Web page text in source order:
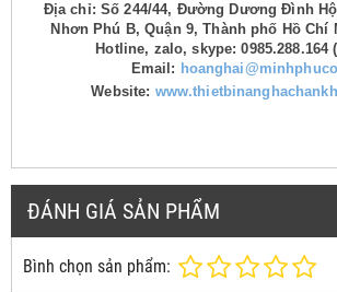
Địa chỉ: Số 244/44, Đường Dương Đình
Nhơn Phú B, Quận 9, Thành phố Hồ Chí
Hotline, zalo, skype: 0985.288.164
Email:
Website:
ĐÁNH GIÁ SẢN PHẨM
Bình chọn sản phẩm: